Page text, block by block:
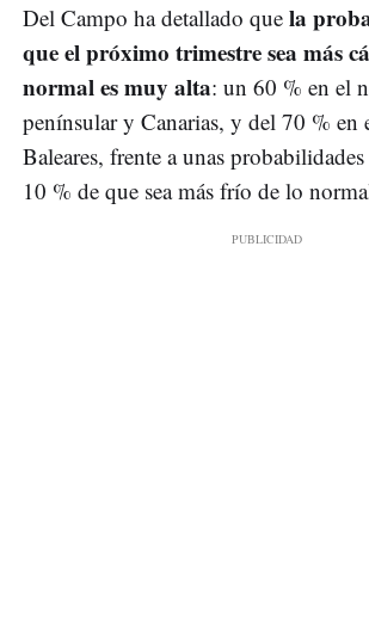
Del Campo ha detallado que la
que el próximo trimestre sea más
normal es muy alta: un 60 % en el
penínsular y Canarias, y del 70 % en
Baleares, frente a unas
10 % de que sea más frío de lo